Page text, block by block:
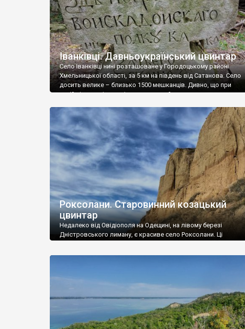
Іванківці. Давньоукраїнський цвинтар
Село Іванківці нині розташоване у Городоцькому районі
Хмельницької області, за 5 км на південь від Сатанова. Село
досить велике – близько 1500 мешканців. Дивно, що при
такій кількості жителів, старовинний цвинтар – головна
Скільки людей потрібно, щоб вирубати чагарі – хоча б цим
вшанувати пам’ять воїх пращурів. Про […]
Роксолани. Старовинний козацький
цвинтар
Недалеко від Овідіополя на Одещині, на лівому березі
Дністровського лиману, є красиве село Роксолани. Ці
Мармуровий бик та […]